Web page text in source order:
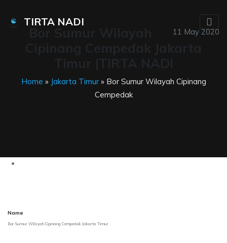
TIRTA NADI
11 May 2020
Home » Jakarta Timur» Bor Sumur Wilayah Cipinang
Cempedak
Name
Bor Sumur Wilayah Cipinang Cempedak Jakarta Timur